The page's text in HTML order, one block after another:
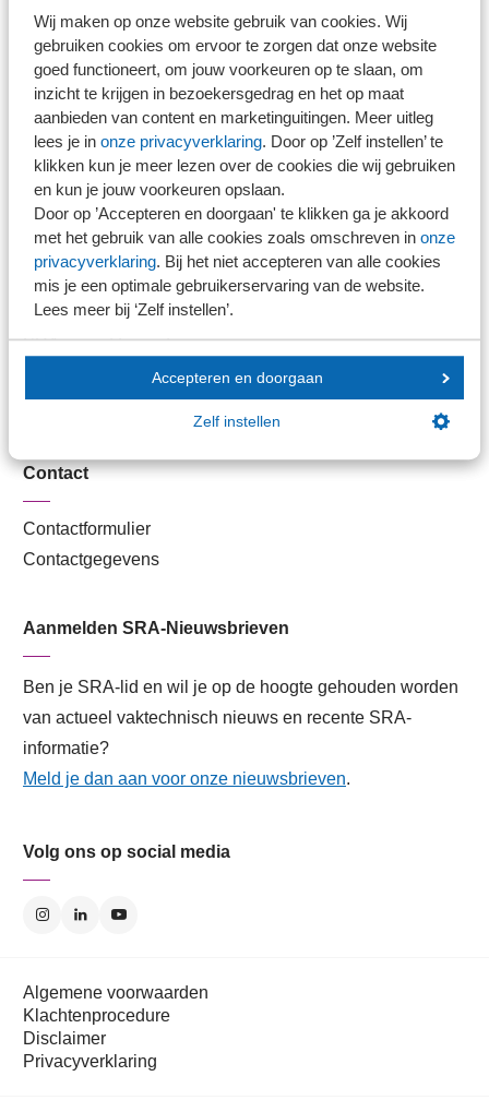
Wij maken op onze website gebruik van cookies. Wij
gebruiken cookies om ervoor te zorgen dat onze website
goed functioneert, om jouw voorkeuren op te slaan, om
inzicht te krijgen in bezoekersgedrag en het op maat
aanbieden van content en marketinguitingen. Meer uitleg
lees je in onze privacyverklaring. Door op ’Zelf instellen’ te
klikken kun je meer lezen over de cookies die wij gebruiken
en kun je jouw voorkeuren opslaan.
Door op ’Accepteren en doorgaan' te klikken ga je akkoord
met het gebruik van alle cookies zoals omschreven in onze
privacyverklaring. Bij het niet accepteren van alle cookies
mis je een optimale gebruikerservaring van de website.
Lees meer bij ‘Zelf instellen’.
Accepteren en doorgaan
Zelf instellen
Stel je vaktechnische vraag
Branche in Zicht
Dossiers
Kantoorvinder
Nieuwsbank
Handige links
Veilig bestanden delen
SRA-gecertificeerd
Lid worden
Contact
Contactformulier
Contactgegevens
Aanmelden SRA-Nieuwsbrieven
Ben je SRA-lid en wil je op de hoogte gehouden worden
van actueel vaktechnisch nieuws en recente SRA-
informatie?
Meld je dan aan voor onze nieuwsbrieven.
Volg ons op social media
Algemene voorwaarden
Klachtenprocedure
Disclaimer
Privacyverklaring